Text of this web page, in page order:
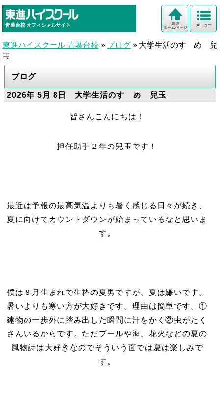
青葉台校 オフィシャルサイト メニュー
東進
ホームページ
東進ハイスクール 青葉台校 » ブログ » 大学生活のすゝめ 兒
玉
ブログ
2026年 5月 8日 大学生活のすゝめ 兒玉
皆さんこんにちは！
担任助手２年の兒玉です！
最近は予報の最高気温よりも暑く感じる日々が続き、
夏に向けてカウントダウンが始まっているなと思いま
す。
僕は８月生まれで生粋の夏男ですが、夏は嫌いです。
暑いよりも寒い方が大好きです。理由は簡単です。①
建物の一歩外に踏み出した瞬間に汗をかく②虫がたく
さんいるからです。ただプールや海、花火などの夏の
風物詩は大好きなのでそういう面では夏は楽しみで
す。